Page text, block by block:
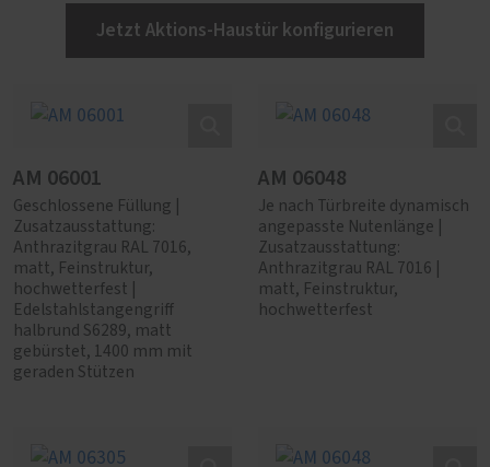
Jetzt Aktions-Haustür konfigurieren
AM 06001
Geschlossene Füllung |
Zusatzausstattung:
Anthrazitgrau RAL 7016,
matt, Feinstruktur,
hochwetterfest |
Edelstahlstangengriff
halbrund S6289, matt
gebürstet, 1400 mm mit
geraden Stützen
AM 06048
Je nach Türbreite dynamisch
angepasste Nutenlänge |
Zusatzausstattung:
Anthrazitgrau RAL 7016 |
matt, Feinstruktur,
hochwetterfest